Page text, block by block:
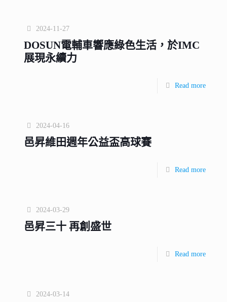
2024-11-27
DOSUN電輔車響應綠色生活，於IMC
展現永續力
Read more
2024-04-16
邑昇維田週年公益盃高球賽
Read more
2024-03-29
邑昇三十 再創盛世
Read more
2024-03-14